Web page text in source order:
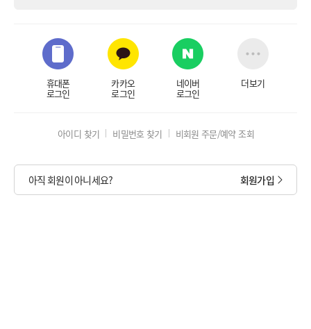
휴대폰
로그인
카카오
로그인
네이버
로그인
더보기
아이디 찾기 비밀번호 찾기 비회원 주문/예약 조회
아직 회원이 아니세요? 회원가입